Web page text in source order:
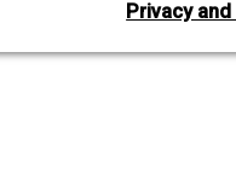
Privacy